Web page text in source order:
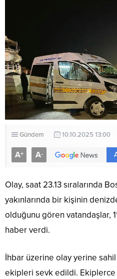
Gündem 10.10.2025 13:00
A+ A-
Olay, saat 23.13 sıralarında
yakınlarında bir kişinin
olduğunu gören vatandaşlar,
haber verdi.
İhbar üzerine olay yerine
ekipleri sevk edildi. Ekiplerce